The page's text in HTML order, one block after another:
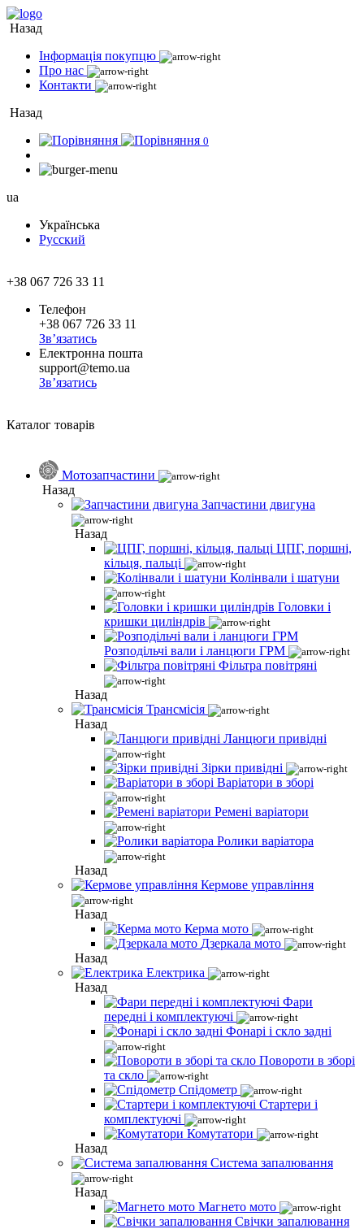
Назад
Інформація покупцю
Про нас
Контакти
Назад
0
ua
Українська
Русский
+38 067 726 33 11
Телефон
+38 067 726 33 11
Зв’язатись
Електронна пошта
support@temo.ua
Зв’язатись
Каталог товарів
Мотозапчастини
Назад
Запчастини двигуна
Назад
ЦПГ, поршні,
кільця, пальці
Колінвали і шатуни
Головки і
кришки циліндрів
Розподільчі вали і ланцюги ГРМ
Фільтра повітряні
Назад
Трансмісія
Назад
Ланцюги привідні
Зірки привідні
Варіатори в зборі
Ремені варіатори
Ролики варіатора
Назад
Кермове управління
Назад
Керма мото
Дзеркала мото
Назад
Електрика
Назад
Фари
передні і комплектуючі
Фонарі і скло задні
Повороти в зборі
та скло
Спідометр
Стартери і
комплектуючі
Комутатори
Назад
Система запалювання
Назад
Магнето мото
Свічки запалювання